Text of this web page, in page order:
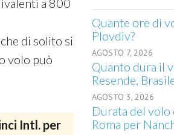
a 800
di solito si
volo può
Intl. per
Quante ore di
Plovdiv?
AGOSTO 7, 2026
Quanto dura il
Resende,
AGOSTO 3, 2026
Durata del
Roma per